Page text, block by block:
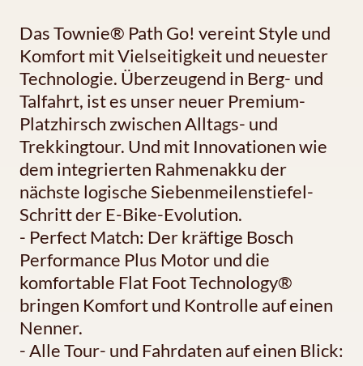
Das Townie® Path Go! vereint Style und
Komfort mit Vielseitigkeit und neuester
Technologie. Überzeugend in Berg- und
Talfahrt, ist es unser neuer Premium-
Platzhirsch zwischen Alltags- und
Trekkingtour. Und mit Innovationen wie
dem integrierten Rahmenakku der
nächste logische Siebenmeilenstiefel-
Schritt der E-Bike-Evolution.
- Perfect Match: Der kräftige Bosch
Performance Plus Motor und die
komfortable Flat Foot Technology®
bringen Komfort und Kontrolle auf einen
Nenner.
- Alle Tour- und Fahrdaten auf einen Blick: